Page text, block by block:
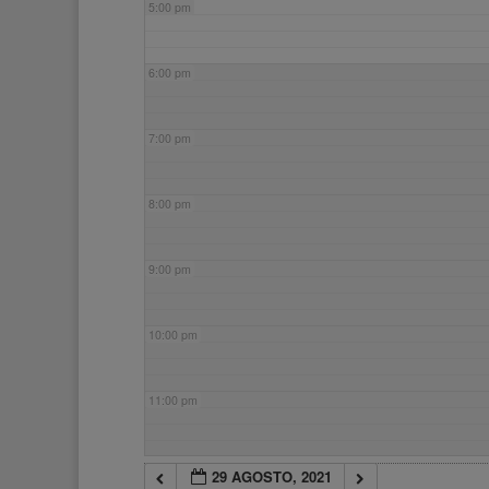
5:00 pm
6:00 pm
7:00 pm
8:00 pm
9:00 pm
10:00 pm
11:00 pm
29 AGOSTO, 2021